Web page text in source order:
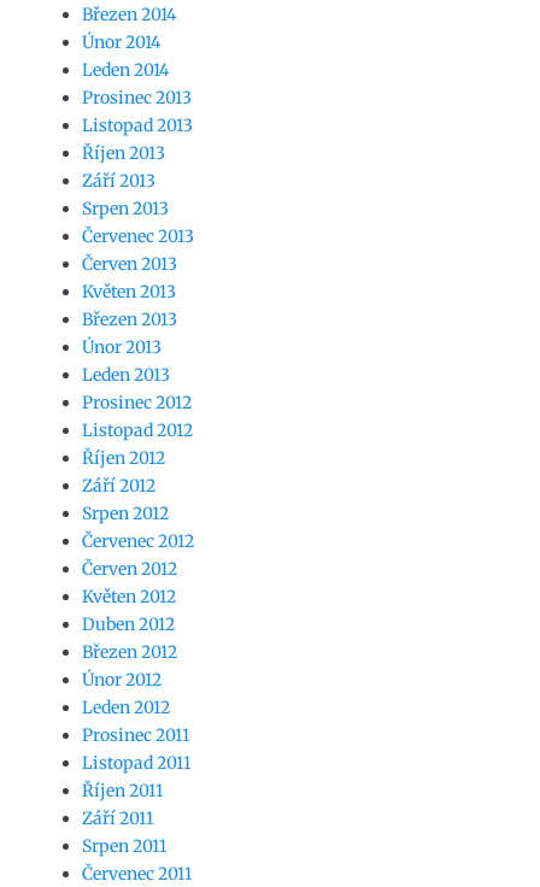
Březen 2014
Únor 2014
Leden 2014
Prosinec 2013
Listopad 2013
Říjen 2013
Září 2013
Srpen 2013
Červenec 2013
Červen 2013
Květen 2013
Březen 2013
Únor 2013
Leden 2013
Prosinec 2012
Listopad 2012
Říjen 2012
Září 2012
Srpen 2012
Červenec 2012
Červen 2012
Květen 2012
Duben 2012
Březen 2012
Únor 2012
Leden 2012
Prosinec 2011
Listopad 2011
Říjen 2011
Září 2011
Srpen 2011
Červenec 2011